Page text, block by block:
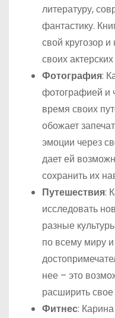
литературу,
фантастику.
свой кругозор
своих
Фотография:
фотографией и
время своих
обожает
эмоции через
дает ей
сохранить их
Путешествия:
исследовать
разные
по всему миру
нее – это
расширить свое
Фитнес: